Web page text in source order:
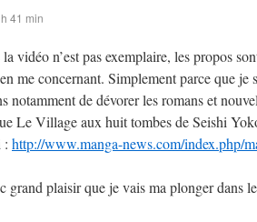
41 min
vidéo n’est pas exemplaire, les propos
me concernant. Simplement parce que je
notamment de dévorer les romans et
Le Village aux huit tombes de Seishi
: http://www.manga-news.com/index.php/
grand plaisir que je vais ma plonger dans